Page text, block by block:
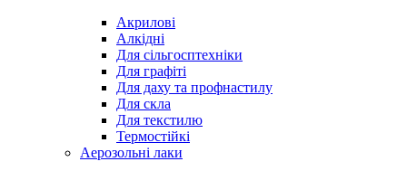
Акрилові
Алкідні
Для cільгосптехніки
Для графіті
Для даху та профнастилу
Для скла
Для текстилю
Термостійкі
Аерозольні лаки